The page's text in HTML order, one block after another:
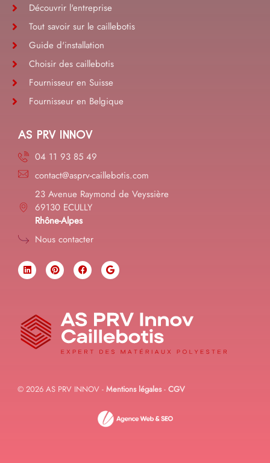
Découvrir l'entreprise
Tout savoir sur le caillebotis
Guide d'installation
Choisir des caillebotis
Fournisseur en Suisse
Fournisseur en Belgique
AS PRV INNOV
04 11 93 85 49
contact@asprv-caillebotis.com
23 Avenue Raymond de Veyssière
69130 ECULLY
Rhône-Alpes
Nous contacter
© 2026 AS PRV INNOV - Mentions légales- CGV